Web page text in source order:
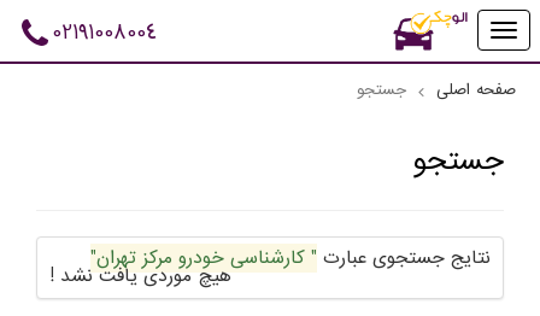
Toggle
navigation
02191008004
صفحه اصلی جستجو
جستجو
نتایج جستجوی عبارت " کارشناسی خودرو مرکز تهران"
هیچ موردی یافت نشد !